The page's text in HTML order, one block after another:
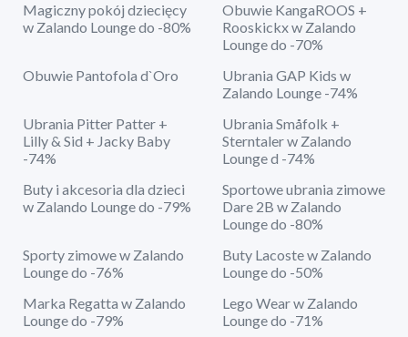
Magiczny pokój dziecięcy
w Zalando Lounge do -80%
Obuwie KangaROOS +
Rooskickx w Zalando
Lounge do -70%
Obuwie Pantofola d`Oro
Ubrania GAP Kids w
Zalando Lounge -74%
Ubrania Pitter Patter +
Lilly & Sid + Jacky Baby
-74%
Ubrania Småfolk +
Sterntaler w Zalando
Lounge d -74%
Buty i akcesoria dla dzieci
w Zalando Lounge do -79%
Sportowe ubrania zimowe
Dare 2B w Zalando
Lounge do -80%
Sporty zimowe w Zalando
Lounge do -76%
Buty Lacoste w Zalando
Lounge do -50%
Marka Regatta w Zalando
Lounge do -79%
Lego Wear w Zalando
Lounge do -71%